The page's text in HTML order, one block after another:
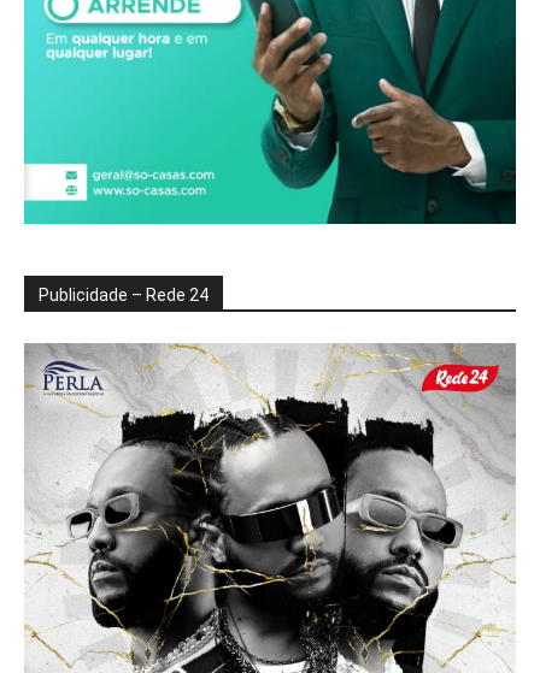
Publicidade – Rede 24